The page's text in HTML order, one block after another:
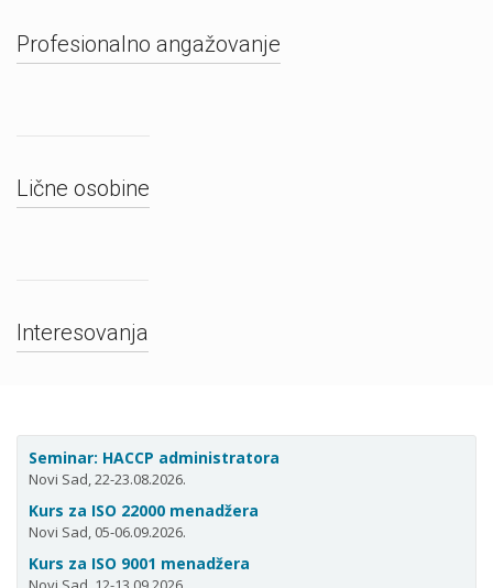
Profesionalno angažovanje
Lične osobine
Interesovanja
Seminar: HACCP administratora
Novi Sad, 22-23.08.2026.
Kurs za ISO 22000 menadžera
Novi Sad, 05-06.09.2026.
Kurs za ISO 9001 menadžera